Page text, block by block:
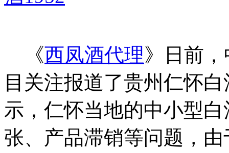
《西凤酒代理》日前
目关注报道了贵州仁怀
示，仁怀当地的中小型
张、产品滞销等问题，